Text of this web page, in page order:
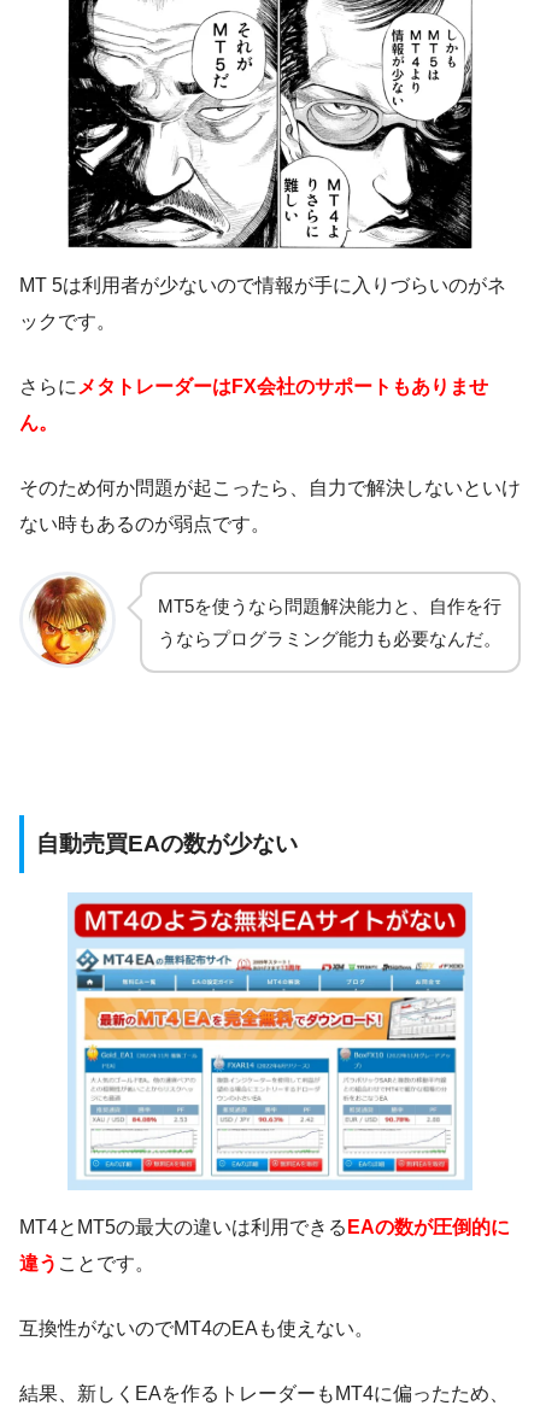
MT 5は利用者が少ないので情報が手に入りづらいのがネ
ックです。
さらに メタトレーダーはFX会社のサポートもありませ
ん。
そのため何か問題が起こったら、自力で解決しないといけ
ない時もあるのが弱点です。
MT5を使うなら問題解決能力と、自作を行
うならプログラミング能力も必要なんだ。
自動売買EAの数が少ない
MT4とMT5の最大の違いは利用できる EAの数が圧倒的に
違う ことです。
互換性がないのでMT4のEAも使えない。
結果、新しくEAを作るトレーダーもMT4に偏ったため、